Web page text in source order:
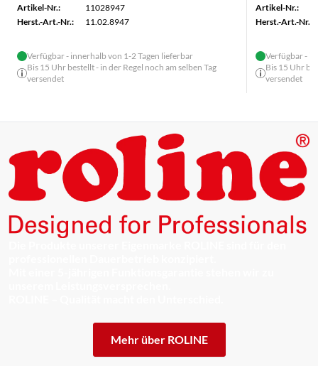
Artikel-Nr.:
11028947
Herst.-Art.-Nr.:
11.02.8947
Verfügbar - innerhalb von 1-2 Tagen lieferbar
Bis 15 Uhr bestellt - in der Regel noch am selben Tag
versendet
Artikel-Nr.:
Herst.-Art.-Nr.:
Verfügbar -
Bis 15 Uhr
versendet
Mehr über ROLINE